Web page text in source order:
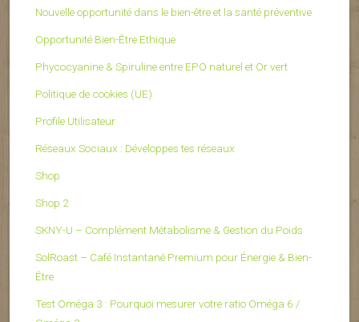
Nouvelle opportunité dans le bien-être et la santé préventive
Opportunité Bien-Être Ethique
Phycocyanine & Spiruline entre EPO naturel et Or vert
Politique de cookies (UE)
Profile Utilisateur
Réseaux Sociaux : Développes tes réseaux
Shop
Shop 2
SKNY-U – Complément Métabolisme & Gestion du Poids
SolRoast – Café Instantané Premium pour Énergie & Bien-
Être
Test Oméga 3 : Pourquoi mesurer votre ratio Oméga 6 /